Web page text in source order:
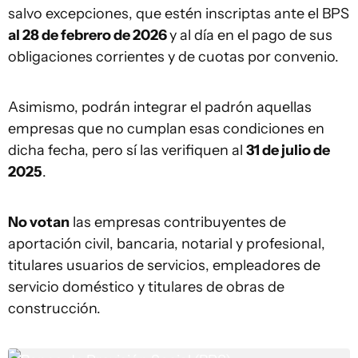
salvo excepciones, que estén inscriptas ante el BPS
al 28 de febrero de 2026y al día en el pago de sus
obligaciones corrientes y de cuotas por convenio.
Asimismo, podrán integrar el padrón aquellas
empresas que no cumplan esas condiciones en
dicha fecha, pero sí las verifiquen al 31 de julio de
2025.
No votan las empresas contribuyentes de
aportación civil, bancaria, notarial y profesional,
titulares usuarios de servicios, empleadores de
servicio doméstico y titulares de obras de
construcción.